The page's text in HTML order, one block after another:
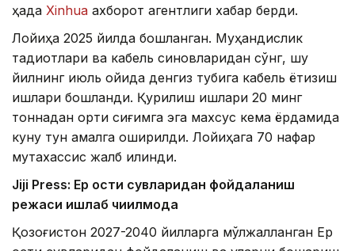
ҳақда Xinhua ахборот агентлиги хабар берди.
Лойиҳа 2025 йилда бошланган. Муҳандислик
тадқиқотлари ва кабель синовларидан сўнг, шу
йилнинг июль ойида денгиз тубига кабель ётқизиш
ишлари бошланди. Қурилиш ишлари 20 минг
тоннадан ортиқ сиғимга эга махсус кема ёрдамида
куну тун амалга оширилди. Лойиҳага 70 нафар
мутахассис жалб қилинди.
Jiji Press: Ер ости сувларидан фойдаланиш
режаси ишлаб чиқилмоқда
Қозоғистон 2027-2040 йилларга мўлжалланган Ер